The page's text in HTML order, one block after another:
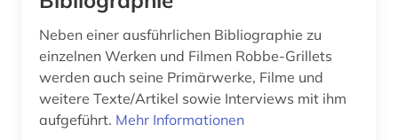
feuilleton (1)
fid (1)
fid darstellende kunst (1)
Neben einer ausführlichen Bibliographie zu
einzelnen Werken und Filmen Robbe-Grillets
werden auch seine Primärwerke, Filme und
weitere Texte/Artikel sowie Interviews mit ihm
aufgeführt. Mehr Informationen